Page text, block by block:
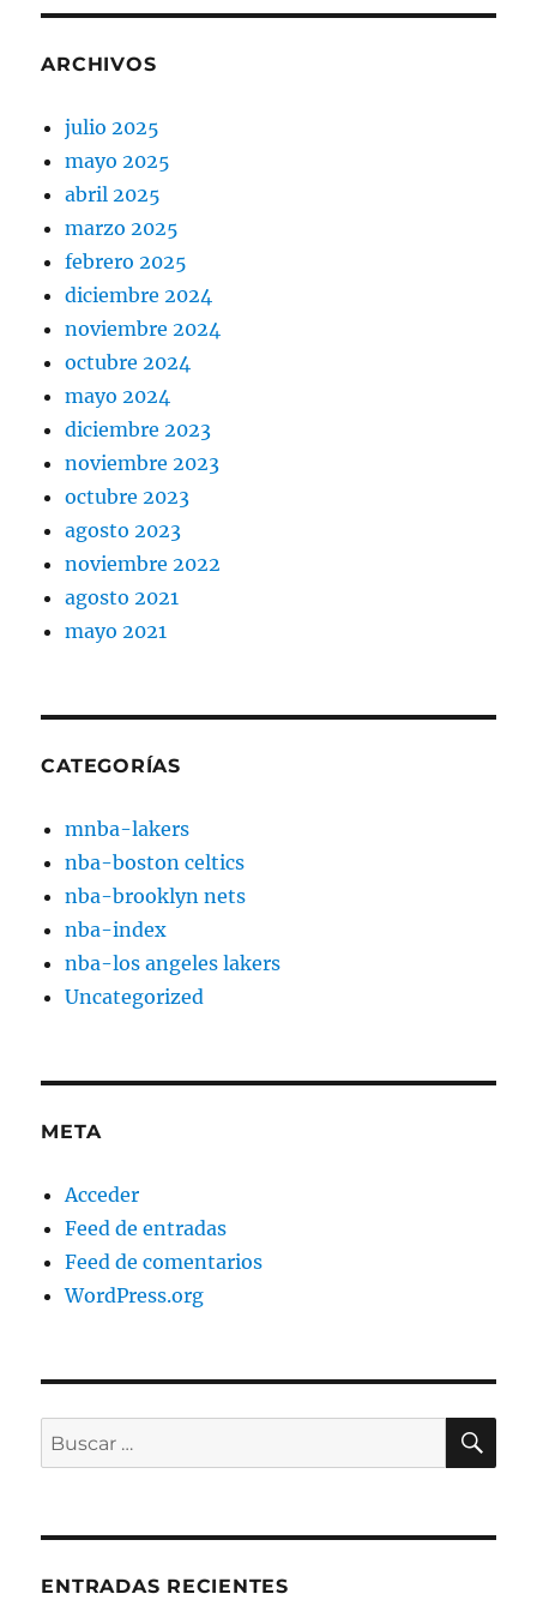
ARCHIVOS
julio 2025
mayo 2025
abril 2025
marzo 2025
febrero 2025
diciembre 2024
noviembre 2024
octubre 2024
mayo 2024
diciembre 2023
noviembre 2023
octubre 2023
agosto 2023
noviembre 2022
agosto 2021
mayo 2021
CATEGORÍAS
mnba-lakers
nba-boston celtics
nba-brooklyn nets
nba-index
nba-los angeles lakers
Uncategorized
META
Acceder
Feed de entradas
Feed de comentarios
WordPress.org
Buscar
por:
ENTRADAS RECIENTES